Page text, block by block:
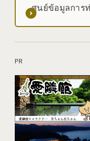
ศูนย์ข้อมูลการ
PR